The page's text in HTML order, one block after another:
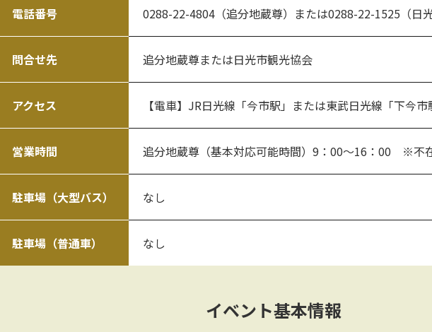
電話番号 0288-22-4804（追分地蔵尊）または0288-22-1525（日光
問合せ先 追分地蔵尊または日光市観光協会
アクセス 【電車】JR日光線「今市駅」または東武日光線「下今
営業時間 追分地蔵尊（基本対応可能時間）9：00～16：00 ※不在
駐車場（大型バス） なし
駐車場（普通車） なし
イベント基本情報